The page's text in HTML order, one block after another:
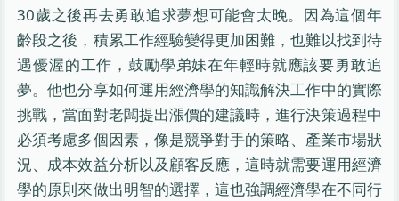
30歲之後再去勇敢追求夢想可能會太晚。因為這個年
齡段之後，積累工作經驗變得更加困難，也難以找到待
遇優渥的工作，鼓勵學弟妹在年輕時就應該要勇敢追
夢。他也分享如何運用經濟學的知識解決工作中的實際
挑戰，當面對老闆提出漲價的建議時，進行決策過程中
必須考慮多個因素，像是競爭對手的策略、產業市場狀
況、成本效益分析以及顧客反應，這時就需要運用經濟
學的原則來做出明智的選擇，這也強調經濟學在不同行